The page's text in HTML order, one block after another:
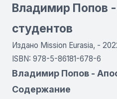
Владимир Попов
студентов
Издано Mission Eurasia, -
ISBN: 978-5-86181-678-6
Владимир Попов -
Содержание